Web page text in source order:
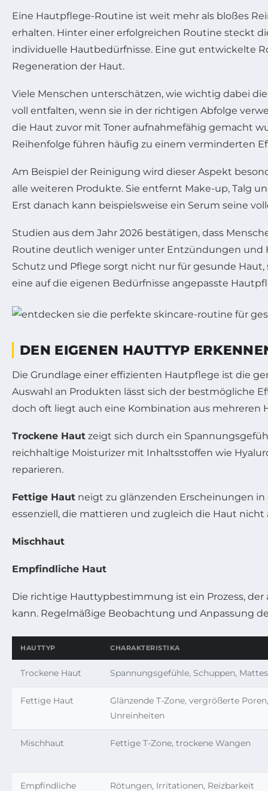
Eine Hautpflege-Routine ist weit mehr als bloßes
erhalten. Hinter einer erfolgreichen Routine steckt
individuelle Hautbedürfnisse. Eine gut entwickelte
Regeneration der Haut.
Viele Menschen unterschätzen, wie wichtig dabei
voll entfalten, wenn sie in der richtigen Abfolge
die Haut zuvor mit Toner aufnahmefähig gemacht
Reihenfolge führen häufig zu einem verminderten
Am Beispiel der Reinigung wird dieser Aspekt
alle weiteren Produkte. Sie entfernt Make-up, Talg
Erst danach kann beispielsweise ein Serum seine
Studien aus dem Jahr 2026 bestätigen, dass
Routine deutlich weniger unter Entzündungen und
Schutz und Pflege sorgt nicht nur für gesunde
eine auf die eigenen Bedürfnisse angepasste
DEN EIGENEN HAUTTYP
Die Grundlage einer effizienten Hautpflege ist die
Auswahl an Produkten lässt sich der bestmögliche
doch oft liegt auch eine Kombination aus mehreren
Trockene Haut zeigt sich durch ein
reichhaltige Moisturizer mit Inhaltsstoffen wie
reparieren.
Fettige Haut neigt zu glänzenden Erscheinungen
essenziell, die mattieren und zugleich die Haut
Mischhaut
Empfindliche Haut
Die richtige Hauttypbestimmung ist ein Prozess,
kann. Regelmäßige Beobachtung und Anpassung
HAUTTYP CHARAKTERISTIKA
Trockene Haut Spannungsgefühle, Schuppen,
Fettige Haut
Glänzende T-Zone, vergrößerte Poren,
Unreinheiten
Mischhaut Fettige T-Zone, trockene Wangen
Empfindliche Rötungen, Irritationen, Reizbarkeit